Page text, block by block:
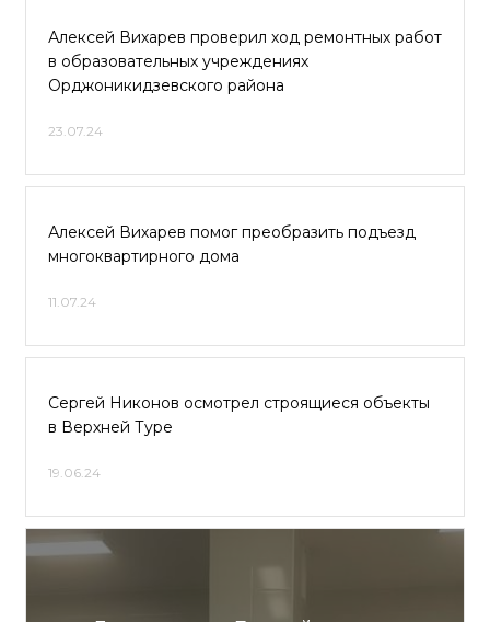
Алексей Вихарев проверил ход ремонтных работ
в образовательных учреждениях
Орджоникидзевского района
23.07.24
Алексей Вихарев помог преобразить подъезд
многоквартирного дома
11.07.24
Сергей Никонов осмотрел строящиеся объекты
в Верхней Туре
19.06.24